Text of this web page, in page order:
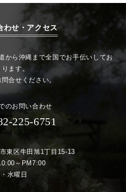
わせ・アクセス
から沖縄まで全国でお手伝いしてお
ります。
合せください。
のお問い合わせ
225-6751
東区牛田旭1丁目15-13
～PM7:00
水曜日